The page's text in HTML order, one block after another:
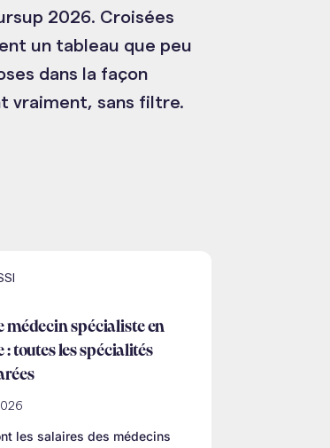
2026. Croisées
un tableau que peu
dans la façon
vraiment, sans filtre.
médecin spécialiste en
: toutes les spécialités
les salaires des médecins